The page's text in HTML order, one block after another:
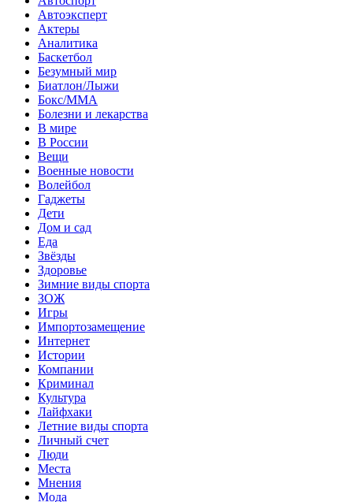
Автоэксперт
Актеры
Аналитика
Баскетбол
Безумный мир
Биатлон/Лыжи
Бокс/MMA
Болезни и лекарства
В мире
В России
Вещи
Военные новости
Волейбол
Гаджеты
Дети
Дом и сад
Еда
Звёзды
Здоровье
Зимние виды спорта
ЗОЖ
Игры
Импортозамещение
Интернет
Истории
Компании
Криминал
Культура
Лайфхаки
Летние виды спорта
Личный счет
Люди
Места
Мнения
Мода